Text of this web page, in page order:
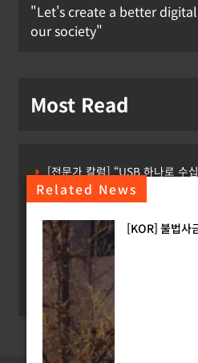
Related News
[KOR] 불법사
"Let's create a better
our society"
Most Read
[전문가 칼럼] “USB 하나로 수
[USA] CLARITY 법안의 AI 샌드
[INTERPOL] 아프리카 사이버
[소청백의 노동&사람] 삼성SDS
[Russia] 텔레그램 설립자 파벨